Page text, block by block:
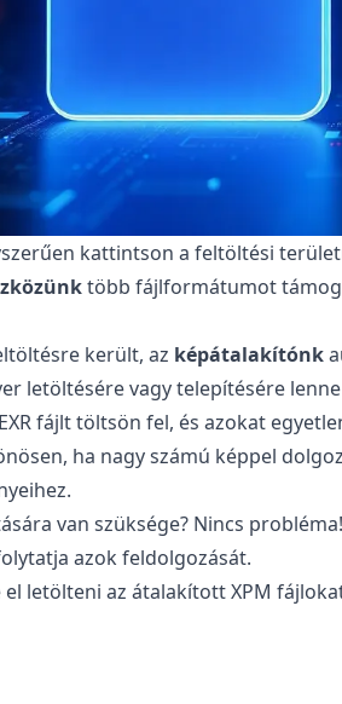
kattintson a feltöltési
több fájlformátumot
került, az képátalakítónk
letöltésére vagy telepítésére
fájlt töltsön fel, és azokat
ha nagy számú képpel
van szüksége? Nincs
azok feldolgozását.
letölteni az átalakított XPM